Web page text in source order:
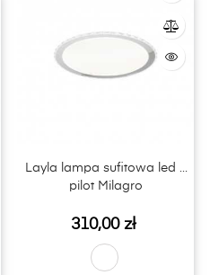
Layla lampa sufitowa led +
pilot Milagro
Cena
310,00 zł